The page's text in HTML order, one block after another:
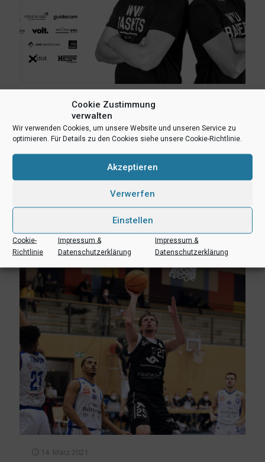
Cookie Zustimmung
verwalten
Wir verwenden Cookies, um unsere Website und unseren Service zu
optimieren. Für Details zu den Cookies siehe unsere Cookie-Richtlinie.
Akzeptieren
Verwerfen
Einstellen
Cookie-
Richtlinie
Impressum &
Datenschutzerklärung
Impressum &
Datenschutzerklärung
14. März 2021
„HEUTE WAREN WIR NICHT BEREIT,
DIESES KAMPFSPIEL ANZUNEHMEN.“
(mh) Die WWU Baskets haben es am letzten Spieltag der
Hauptrunde verpasst, in der Abschluss-Tabelle auf den
zweiten Tabellenplatz zu springen, schauen aber nun
14. März 2021